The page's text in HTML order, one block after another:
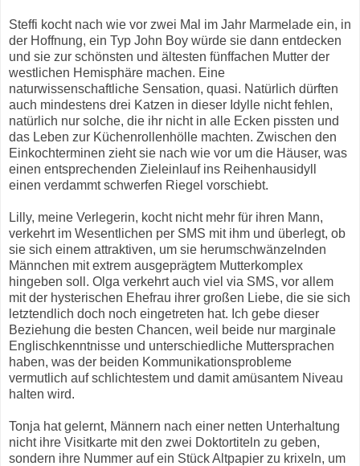
Steffi kocht nach wie vor zwei Mal im Jahr Marmelade ein, in
der Hoffnung, ein Typ John Boy würde sie dann entdecken
und sie zur schönsten und ältesten fünffachen Mutter der
westlichen Hemisphäre machen. Eine
naturwissenschaftliche Sensation, quasi. Natürlich dürften
auch mindestens drei Katzen in dieser Idylle nicht fehlen,
natürlich nur solche, die ihr nicht in alle Ecken pissten und
das Leben zur Küchenrollenhölle machten. Zwischen den
Einkochterminen zieht sie nach wie vor um die Häuser, was
einen entsprechenden Zieleinlauf ins Reihenhausidyll
einen verdammt schwerfen Riegel vorschiebt.
Lilly, meine Verlegerin, kocht nicht mehr für ihren Mann,
verkehrt im Wesentlichen per SMS mit ihm und überlegt, ob
sie sich einem attraktiven, um sie herumschwänzelnden
Männchen mit extrem ausgeprägtem Mutterkomplex
hingeben soll. Olga verkehrt auch viel via SMS, vor allem
mit der hysterischen Ehefrau ihrer großen Liebe, die sie sich
letztendlich doch noch eingetreten hat. Ich gebe dieser
Beziehung die besten Chancen, weil beide nur marginale
Englischkenntnisse und unterschiedliche Muttersprachen
haben, was der beiden Kommunikationsprobleme
vermutlich auf schlichtestem und damit amüsantem Niveau
halten wird.
Tonja hat gelernt, Männern nach einer netten Unterhaltung
nicht ihre Visitkarte mit den zwei Doktortiteln zu geben,
sondern ihre Nummer auf ein Stück Altpapier zu krixeln, um